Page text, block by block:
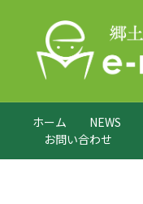
へ
ッ
ホーム NEWS
お問い合わせ